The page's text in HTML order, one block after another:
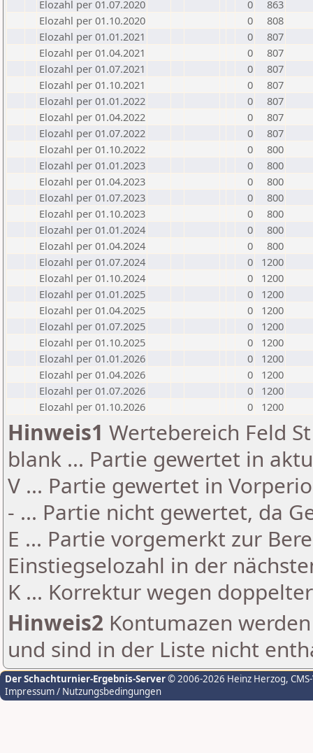
Elozahl per 01.07.2020
0
863
Elozahl per 01.10.2020
0
808
Elozahl per 01.01.2021
0
807
Elozahl per 01.04.2021
0
807
Elozahl per 01.07.2021
0
807
Elozahl per 01.10.2021
0
807
Elozahl per 01.01.2022
0
807
Elozahl per 01.04.2022
0
807
Elozahl per 01.07.2022
0
807
Elozahl per 01.10.2022
0
800
Elozahl per 01.01.2023
0
800
Elozahl per 01.04.2023
0
800
Elozahl per 01.07.2023
0
800
Elozahl per 01.10.2023
0
800
Elozahl per 01.01.2024
0
800
Elozahl per 01.04.2024
0
800
Elozahl per 01.07.2024
0
1200
Elozahl per 01.10.2024
0
1200
Elozahl per 01.01.2025
0
1200
Elozahl per 01.04.2025
0
1200
Elozahl per 01.07.2025
0
1200
Elozahl per 01.10.2025
0
1200
Elozahl per 01.01.2026
0
1200
Elozahl per 01.04.2026
0
1200
Elozahl per 01.07.2026
0
1200
Elozahl per 01.10.2026
0 1200
Hinweis1 Wertebereich Feld
blank ... Partie gewertet in
V ... Partie gewertet in
- ... Partie nicht gewertet, da
E ... Partie vorgemerkt zur
Einstiegselozahl in der
K ... Korrektur wegen
Hinweis2 Kontumazen
und sind in der Liste nicht
Der Schachturnier-Ergebnis-Server© 2006-2026 Heinz Herzog,
Impressum / Nutzungsbedingungen